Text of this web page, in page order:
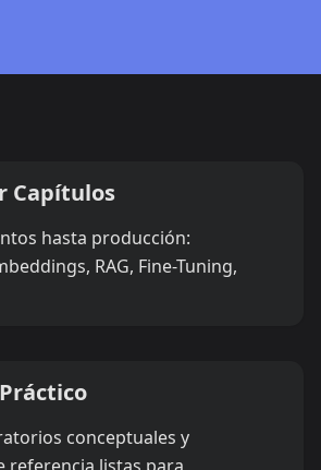
Capítulos
hasta producción:
RAG, Fine-Tuning,
conceptuales y